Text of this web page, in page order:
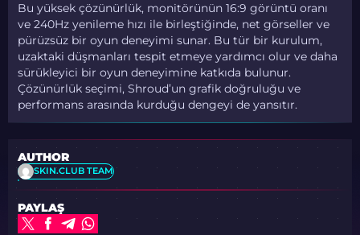
Bu yüksek çözünürlük, monitörünün 16:9 görüntü oranı
ve 240Hz yenileme hızı ile birleştiğinde, net görseller ve
pürüzsüz bir oyun deneyimi sunar. Bu tür bir kurulum,
uzaktaki düşmanları tespit etmeye yardımcı olur ve daha
sürükleyici bir oyun deneyimine katkıda bulunur.
Çözünürlük seçimi, Shroud’un grafik doğruluğu ve
performans arasında kurduğu dengeyi de yansıtır.
AUTHOR
SKIN.CLUB TEAM
PAYLAŞ